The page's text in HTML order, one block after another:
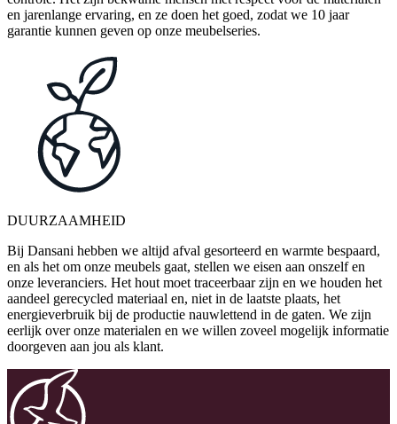
en jarenlange ervaring, en ze doen het goed, zodat we 10 jaar
garantie kunnen geven op onze meubelseries.
DUURZAAMHEID
Bij Dansani hebben we altijd afval gesorteerd en warmte bespaard,
en als het om onze meubels gaat, stellen we eisen aan onszelf en
onze leveranciers. Het hout moet traceerbaar zijn en we houden het
aandeel gerecycled materiaal en, niet in de laatste plaats, het
energieverbruik bij de productie nauwlettend in de gaten. We zijn
eerlijk over onze materialen en we willen zoveel mogelijk informatie
doorgeven aan jou als klant.